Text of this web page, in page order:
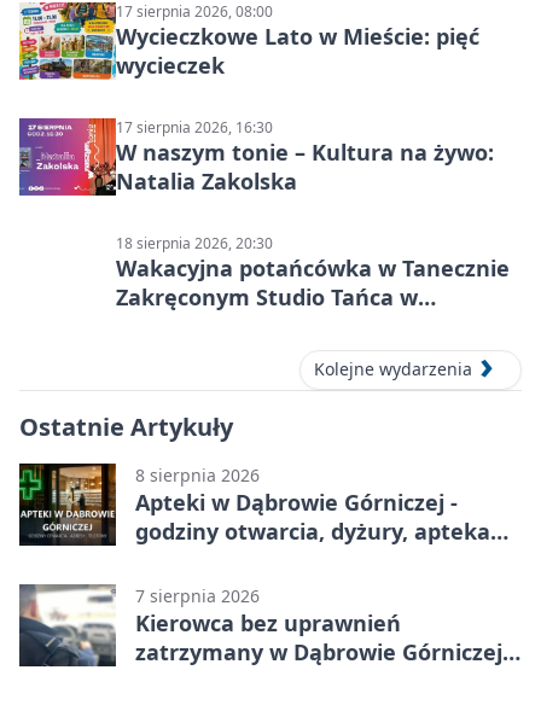
17 sierpnia 2026, 08:00
Wycieczkowe Lato w Mieście: pięć
wycieczek
17 sierpnia 2026, 16:30
W naszym tonie – Kultura na żywo:
Natalia Zakolska
18 sierpnia 2026, 20:30
Wakacyjna potańcówka w Tanecznie
Zakręconym Studio Tańca w
Kolejne wydarzenia
Ostatnie Artykuły
8 sierpnia 2026
Apteki w Dąbrowie Górniczej -
godziny otwarcia, dyżury, apteka
7 sierpnia 2026
Kierowca bez uprawnień
zatrzymany w Dąbrowie Górniczej.